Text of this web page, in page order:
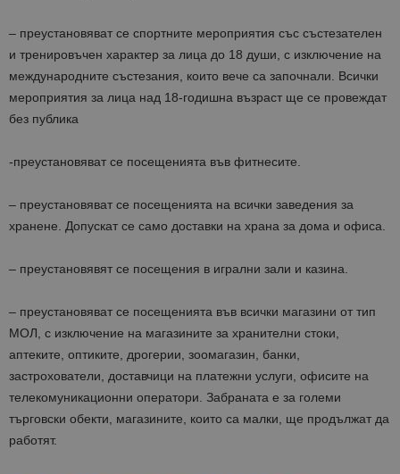
– преустановяват се спортните мероприятия със състезателен
и тренировъчен характер за лица до 18 души, с изключение на
международните състезания, които вече са започнали. Всички
мероприятия за лица над 18-годишна възраст ще се провеждат
без публика
-преустановяват се посещенията във фитнесите.
– преустановяват се посещенията на всички заведения за
хранене. Допускат се само доставки на храна за дома и офиса.
– преустановявят се посещения в игрални зали и казина.
– преустановяват се посещенията във всички магазини от тип
МОЛ, с изключение на магазините за хранителни стоки,
аптеките, оптиките, дрогерии, зоомагазин, банки,
застрохователи, доставчици на платежни услуги, офисите на
телекомуникационни оператори. Забраната е за големи
търговски обекти, магазините, които са малки, ще продължат да
работят.